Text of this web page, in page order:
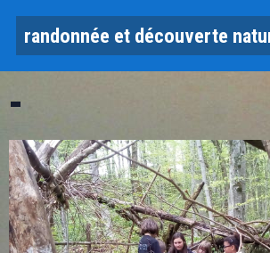
randonnée et découverte
-